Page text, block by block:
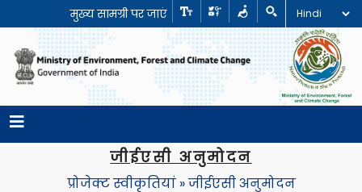
मुख्य सामग्री पर जाएं
जीईएसी अनुमोदन
प्रोजेक्ट स्वीकृतियां»जीईएसी अनुमोदन